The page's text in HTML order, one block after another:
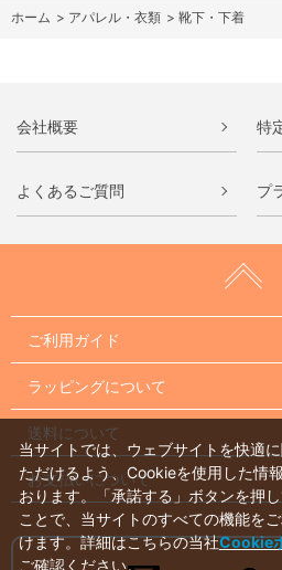
ホーム > アパレル・衣類 > 靴下・下着
会社概要 特
よくあるご質問 プ
ご利用ガイド
ラッピングについて
送料について
お支払いについて
当サイトでは、ウェブサイトを快適
ただけるよう、Cookieを使用した情
おります。「承諾する」ボタンを押し
ことで、当サイトのすべての機能を
けます。詳細はこちらの当社Cookie
ご確認ください。